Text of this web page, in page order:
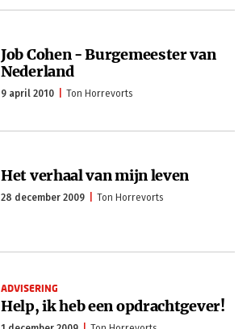
Job Cohen - Burgemeester van
Nederland
9 april 2010 Ton Horrevorts
Het verhaal van mijn leven
28 december 2009 Ton Horrevorts
ADVISERING
Help, ik heb een opdrachtgever!